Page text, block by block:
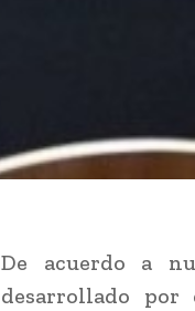
De acuerdo a
desarrollado